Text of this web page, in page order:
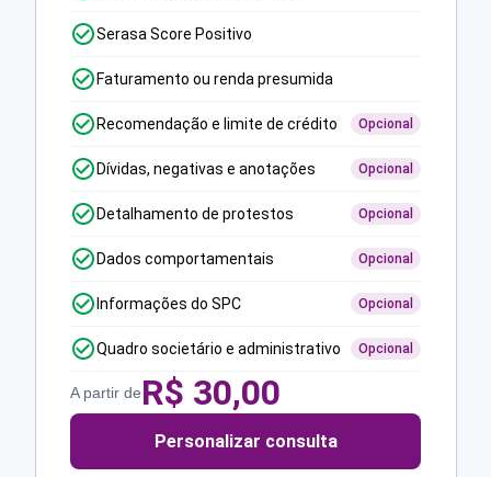
Serasa Score Positivo
Faturamento ou renda presumida
Recomendação e limite de crédito Opcional
Dívidas, negativas e anotações Opcional
Detalhamento de protestos Opcional
Dados comportamentais Opcional
Informações do SPC Opcional
Quadro societário e administrativo Opcional
A partir deR$ 30,00
Personalizar consulta